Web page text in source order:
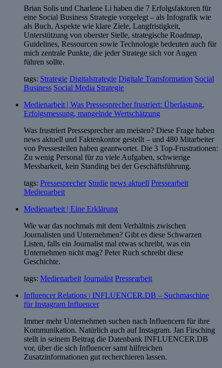
Brian Solis und Charlene Li haben die 7 Erfolgsfaktoren für
eine Social Business Strategie vorgelegt – als Infografik wie
als Buch. Aspekte wie klare Ziele, Langfristigkeit,
Unterstützung von oberster Stelle, strategische Roadmap,
Guidelines, Ressourcen sowie Technologie bedeuten auch für
mich zentrale Punkte, die jeder Stratege sich vor Augen
führen sollte.
tags: Strategie Digitalstrategie Digitale Transformation Social
Business Social Media Strategie
Medienarbeit | Was Pressesprecher frustriert: Überlastung,
Erfolgsmessung, mangelnde Wertschätzung
Was frustriert Pressesprecher am meisten? Diese Frage haben
news aktuell und Faktenkontor gestellt – und 480 Mitarbeiter
von Pressestellen haben geantwortet. Die 3 Top-Frustrationen:
Zu wenig Personal für zu viele Aufgaben, schwierige
Messbarkeit, kein Standing bei der Geschäftsführung.
tags: Pressesprecher Studie news aktuell Pressearbeit
Medienarbeit
Medienarbeit | Eine Erklärung
Wie war das nochmals mit dem Verhältnis zwischen
Journalisten und Unternehmen? Gibt es diese Schwarzen
Listen, falls ein Journalist mal etwas schreibt, was ein
Unternehmen nicht mag? Peter Ruch schreibt diese
Geschichte.
tags: Medienarbeit Journalist Pressearbeit
Influencer Relations | INFLUENCER.DB – Suchmaschine
für Instagram Influencer
Immer mehr Unternehmen suchen nach Influencern für ihre
Kommunikation. Natürlich auch auf Instagram. Jan Firsching
stellt in seinem Beitrag die Datenbank INFLUENCER.DB
vor, über die sich Influencer samt hilfreichen
Zusatzinformationen gut recherchieren lassen.